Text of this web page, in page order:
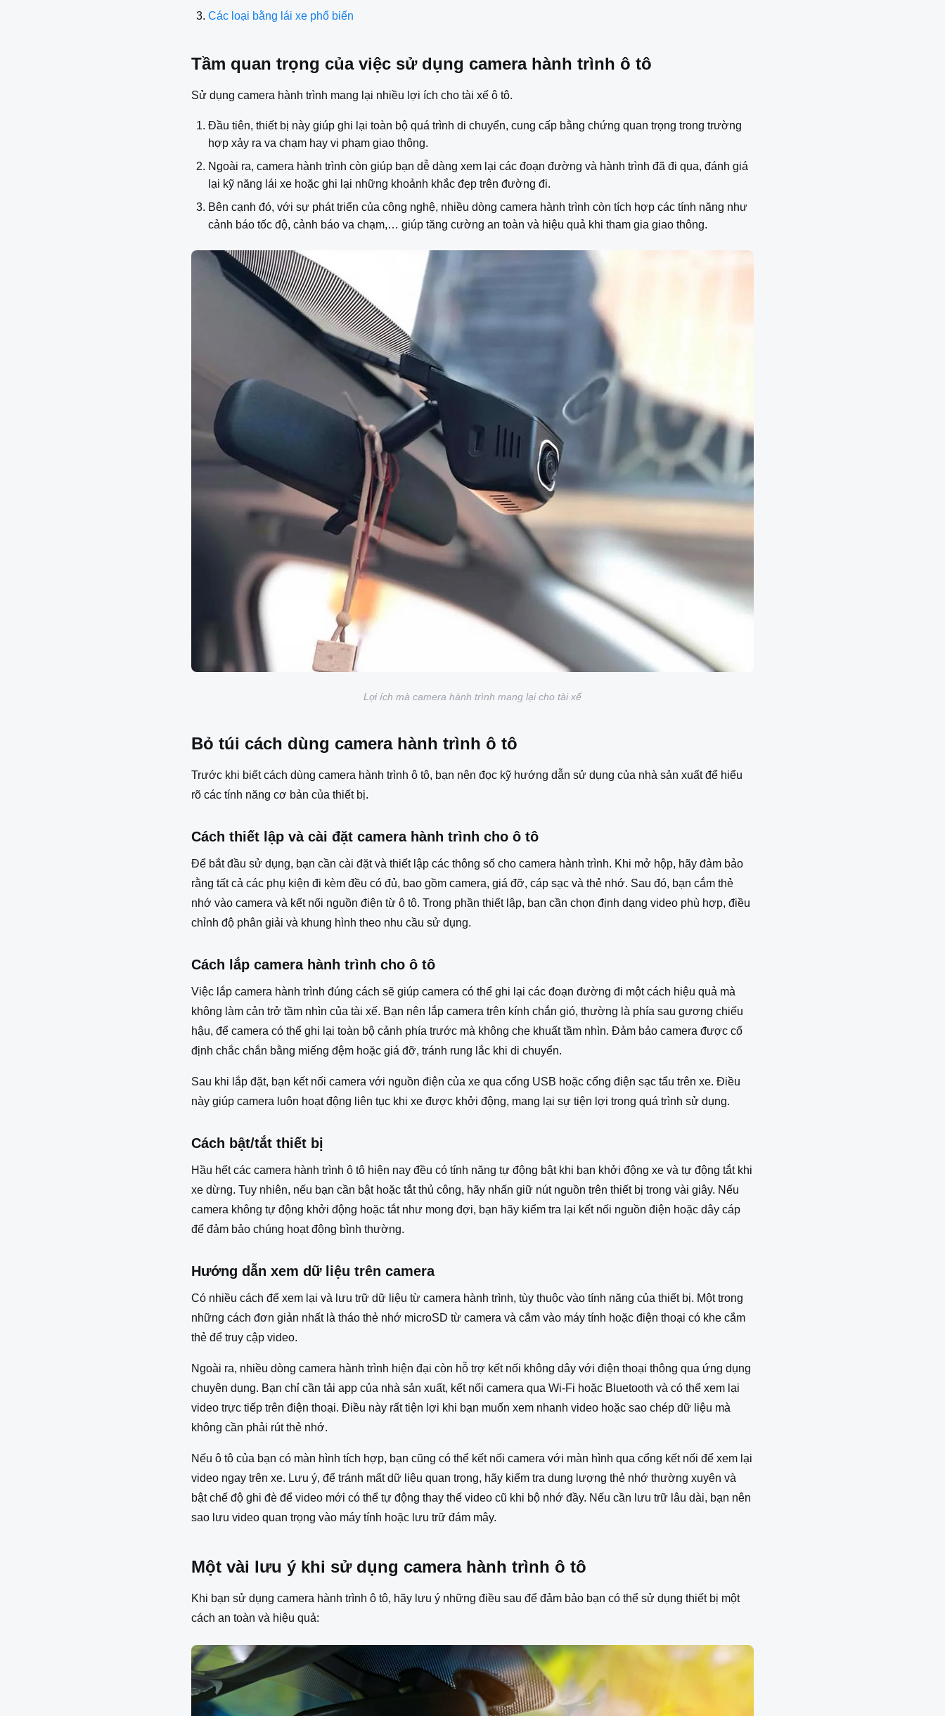
Các loại bằng lái xe phổ biến
Tầm quan trọng của việc sử dụng camera hành trình ô tô
Sử dụng camera hành trình mang lại nhiều lợi ích cho tài xế ô tô.
Đầu tiên, thiết bị này giúp ghi lại toàn bộ quá trình di chuyển, cung cấp bằng chứng quan trọng trong trường
hợp xảy ra va chạm hay vi phạm giao thông.
Ngoài ra, camera hành trình còn giúp bạn dễ dàng xem lại các đoạn đường và hành trình đã đi qua, đánh giá
lại kỹ năng lái xe hoặc ghi lại những khoảnh khắc đẹp trên đường đi.
Bên cạnh đó, với sự phát triển của công nghệ, nhiều dòng camera hành trình còn tích hợp các tính năng như
cảnh báo tốc độ, cảnh báo va chạm,… giúp tăng cường an toàn và hiệu quả khi tham gia giao thông.
Lợi ích mà camera hành trình mang lại cho tài xế
Bỏ túi cách dùng camera hành trình ô tô
Trước khi biết cách dùng camera hành trình ô tô, bạn nên đọc kỹ hướng dẫn sử dụng của nhà sản xuất để hiểu
rõ các tính năng cơ bản của thiết bị.
Cách thiết lập và cài đặt camera hành trình cho ô tô
Để bắt đầu sử dụng, bạn cần cài đặt và thiết lập các thông số cho camera hành trình. Khi mở hộp, hãy đảm bảo
rằng tất cả các phụ kiện đi kèm đều có đủ, bao gồm camera, giá đỡ, cáp sạc và thẻ nhớ. Sau đó, bạn cắm thẻ
nhớ vào camera và kết nối nguồn điện từ ô tô. Trong phần thiết lập, bạn cần chọn định dạng video phù hợp, điều
chỉnh độ phân giải và khung hình theo nhu cầu sử dụng.
Cách lắp camera hành trình cho ô tô
Việc lắp camera hành trình đúng cách sẽ giúp camera có thể ghi lại các đoạn đường đi một cách hiệu quả mà
không làm cản trở tầm nhìn của tài xế. Bạn nên lắp camera trên kính chắn gió, thường là phía sau gương chiếu
hậu, để camera có thể ghi lại toàn bộ cảnh phía trước mà không che khuất tầm nhìn. Đảm bảo camera được cố
định chắc chắn bằng miếng đệm hoặc giá đỡ, tránh rung lắc khi di chuyển.
Sau khi lắp đặt, bạn kết nối camera với nguồn điện của xe qua cổng USB hoặc cổng điện sạc tẩu trên xe. Điều
này giúp camera luôn hoạt động liên tục khi xe được khởi động, mang lại sự tiện lợi trong quá trình sử dụng.
Cách bật/tắt thiết bị
Hầu hết các camera hành trình ô tô hiện nay đều có tính năng tự động bật khi bạn khởi động xe và tự động tắt khi
xe dừng. Tuy nhiên, nếu bạn cần bật hoặc tắt thủ công, hãy nhấn giữ nút nguồn trên thiết bị trong vài giây. Nếu
camera không tự động khởi động hoặc tắt như mong đợi, bạn hãy kiểm tra lại kết nối nguồn điện hoặc dây cáp
để đảm bảo chúng hoạt động bình thường.
Hướng dẫn xem dữ liệu trên camera
Có nhiều cách để xem lại và lưu trữ dữ liệu từ camera hành trình, tùy thuộc vào tính năng của thiết bị. Một trong
những cách đơn giản nhất là tháo thẻ nhớ microSD từ camera và cắm vào máy tính hoặc điện thoại có khe cắm
thẻ để truy cập video.
Ngoài ra, nhiều dòng camera hành trình hiện đại còn hỗ trợ kết nối không dây với điện thoại thông qua ứng dụng
chuyên dụng. Bạn chỉ cần tải app của nhà sản xuất, kết nối camera qua Wi-Fi hoặc Bluetooth và có thể xem lại
video trực tiếp trên điện thoại. Điều này rất tiện lợi khi bạn muốn xem nhanh video hoặc sao chép dữ liệu mà
không cần phải rút thẻ nhớ.
Nếu ô tô của bạn có màn hình tích hợp, bạn cũng có thể kết nối camera với màn hình qua cổng kết nối để xem lại
video ngay trên xe. Lưu ý, để tránh mất dữ liệu quan trọng, hãy kiểm tra dung lượng thẻ nhớ thường xuyên và
bật chế độ ghi đè để video mới có thể tự động thay thế video cũ khi bộ nhớ đầy. Nếu cần lưu trữ lâu dài, bạn nên
sao lưu video quan trọng vào máy tính hoặc lưu trữ đám mây.
Một vài lưu ý khi sử dụng camera hành trình ô tô
Khi bạn sử dụng camera hành trình ô tô, hãy lưu ý những điều sau để đảm bảo bạn có thể sử dụng thiết bị một
cách an toàn và hiệu quả: